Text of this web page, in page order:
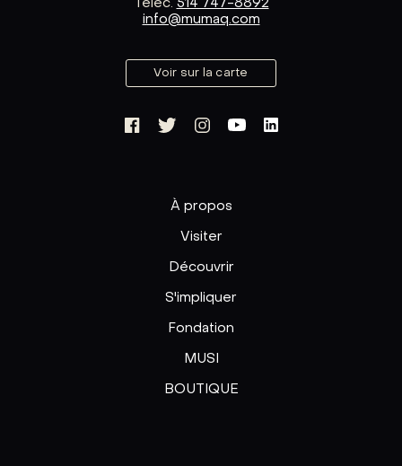
Téléc. 514 747-8892
info@mumaq.com
Voir sur la carte
À propos
Visiter
Découvrir
S'impliquer
Fondation
MUSI
BOUTIQUE